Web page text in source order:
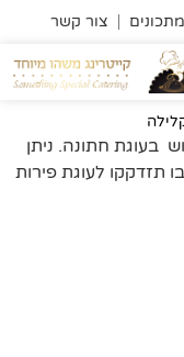
מתכונים צור קשר
בעוגת חתונה. ניתן
תזדקקו לעוגת פירות